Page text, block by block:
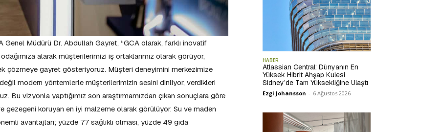
Genel Müdürü Dr. Abdullah Gayret, “GCA olarak, farklı inovatif
alarak müşterilerimizi iş ortaklarımız olarak görüyor,
çözmeye gayret gösteriyoruz. Müşteri deneyimini merkezimize
modern yöntemlerle müşterilerimizin sesini dinliyor, verdikleri
Bu vizyonla yaptığımız son araştırmamızdan çıkan sonuçlara göre
gezegeni koruyan en iyi malzeme olarak görülüyor. Su ve maden
avantajları; yüzde 77 sağlıklı olması, yüzde 49 gıda
HABER
Atlassian Central: Dünyanın En
Yüksek Hibrit Ahşap Kulesi
Sidney’de Tam Yüksekliğine Ulaştı
Ezgi Johansson - 6 Ağustos 2026